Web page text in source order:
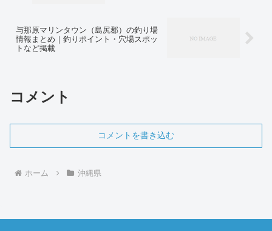
与那原マリンタウン（島尻郡）の釣り場
情報まとめ｜釣りポイント・穴場スポッ
トなど掲載
コメント
コメントを書き込む
ホーム 沖縄県